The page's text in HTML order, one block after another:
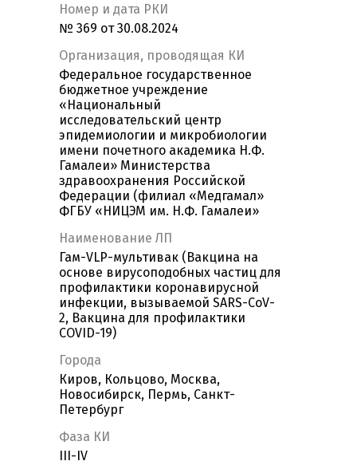
Номер и дата РКИ
№ 369 от 30.08.2024
Организация, проводящая КИ
Федеральное государственное
бюджетное учреждение
«Национальный
исследовательский центр
эпидемиологии и микробиологии
имени почетного академика Н.Ф.
Гамалеи» Министерства
здравоохранения Российской
Федерации (филиал «Медгамал»
ФГБУ «НИЦЭМ им. Н.Ф. Гамалеи»
Наименование ЛП
Гам-VLP-мультивак (Вакцина на
основе вирусоподобных частиц для
профилактики коронавирусной
инфекции, вызываемой SARS-CoV-
2, Вакцина для профилактики
COVID-19)
Города
Киров, Кольцово, Москва,
Новосибирск, Пермь, Санкт-
Петербург
Фаза КИ
III-IV